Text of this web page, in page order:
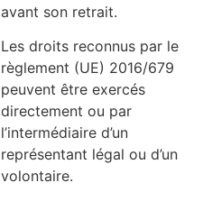
avant son retrait.
Les droits reconnus par le
règlement (UE) 2016/679
peuvent être exercés
directement ou par
l’intermédiaire d’un
représentant légal ou d’un
volontaire.